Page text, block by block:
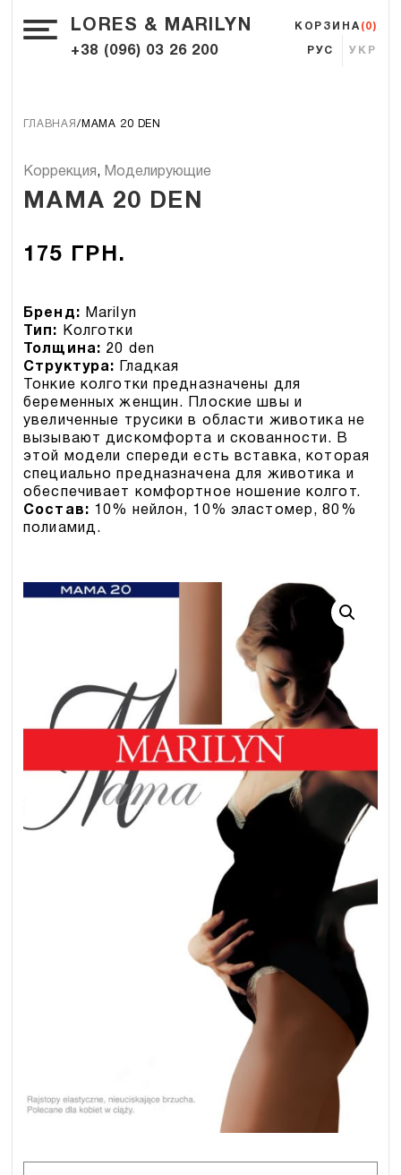
LORES & MARILYN
+38 (096) 03 26 200 РУС УКР
КОРЗИНА (0)
ГЛАВНАЯ MAMA 20 DEN
Коррекция , Моделирующие
MAMA 20 DEN
175 ГРН.
Бренд:
Marilyn
Тип:
Колготки
Толщина: 20 den
Структура:
Гладкая
Тонкие колготки предназначены для
беременных женщин. Плоские швы и
увеличенные трусики в области животика не
вызывают дискомфорта и скованности. В
этой модели спереди есть вставка, которая
специально предназначена для животика и
обеспечивает комфортное ношение колгот.
Состав: 10% нейлон, 10% эластомер, 80%
полиамид.